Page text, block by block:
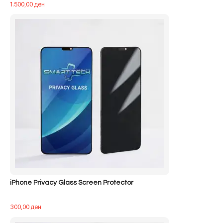
1.500,00ден
iPhone Privacy Glass Screen Protector
300,00ден